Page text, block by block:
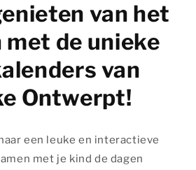
van het
de unieke
van
Ontwerpt!
een leuke en interactieve
met je kind de dagen